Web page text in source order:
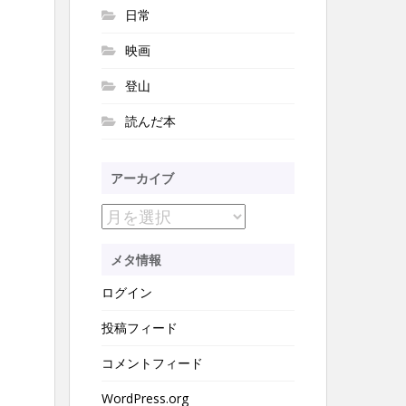
日常
映画
登山
読んだ本
アーカイブ
ア
カ
イ
ブ
メタ情報
ログイン
投稿フィード
コメントフィード
WordPress.org